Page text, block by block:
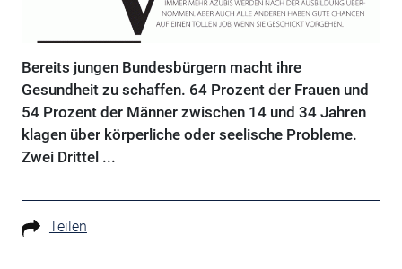
Bereits jungen Bundesbürgern macht ihre
Gesundheit zu schaffen. 64 Prozent der Frauen und
54 Prozent der Männer zwischen 14 und 34 Jahren
klagen über körperliche oder seelische Probleme.
Zwei Drittel ...
Teilen